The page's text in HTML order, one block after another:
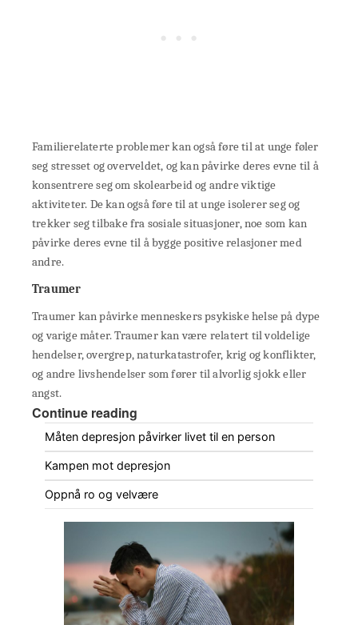
Familierelaterte problemer kan også føre til at unge føler
seg stresset og overveldet, og kan påvirke deres evne til å
konsentrere seg om skolearbeid og andre viktige
aktiviteter. De kan også føre til at unge isolerer seg og
trekker seg tilbake fra sosiale situasjoner, noe som kan
påvirke deres evne til å bygge positive relasjoner med
andre.
Traumer
Traumer kan påvirke menneskers psykiske helse på dype
og varige måter. Traumer kan være relatert til voldelige
hendelser, overgrep, naturkatastrofer, krig og konflikter,
og andre livshendelser som fører til alvorlig sjokk eller
angst.
Continue reading
Måten depresjon påvirker livet til en person
Kampen mot depresjon
Oppnå ro og velvære